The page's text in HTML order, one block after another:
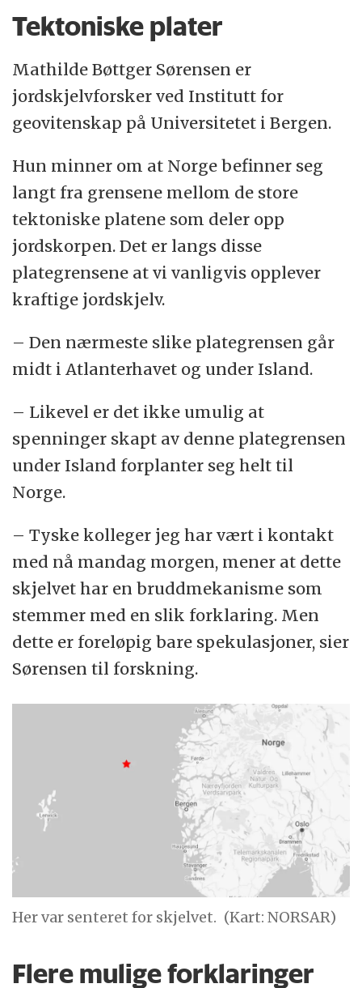
Tektoniske plater
Mathilde Bøttger Sørensen er
jordskjelvforsker ved Institutt for
geovitenskap på Universitetet i Bergen.
Hun minner om at Norge befinner seg
langt fra grensene mellom de store
tektoniske platene som deler opp
jordskorpen. Det er langs disse
plategrensene at vi vanligvis opplever
kraftige jordskjelv.
– Den nærmeste slike plategrensen går
midt i Atlanterhavet og under Island.
– Likevel er det ikke umulig at
spenninger skapt av denne plategrensen
under Island forplanter seg helt til
Norge.
– Tyske kolleger jeg har vært i kontakt
med nå mandag morgen, mener at dette
skjelvet har en bruddmekanisme som
stemmer med en slik forklaring. Men
dette er foreløpig bare spekulasjoner, sier
Sørensen til forskning.
Her var senteret for skjelvet. (Kart: NORSAR)
Flere mulige forklaringer